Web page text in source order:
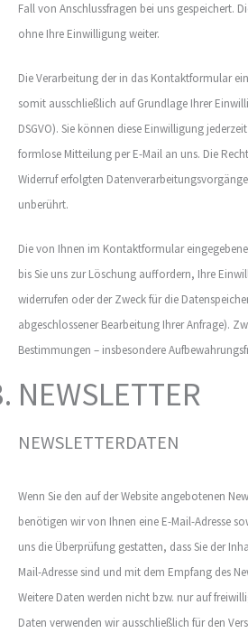
Fall von Anschlussfragen bei uns gespeichert.
ohne Ihre Einwilligung weiter.
Die Verarbeitung der in das Kontaktformular
somit ausschließlich auf Grundlage Ihrer
DSGVO). Sie können diese Einwilligung
formlose Mitteilung per E-Mail an uns. Die
Widerruf erfolgten
unberührt.
Die von Ihnen im Kontaktformular
bis Sie uns zur Löschung auffordern, Ihre
widerrufen oder der Zweck für die
abgeschlossener Bearbeitung Ihrer Anfrage).
Bestimmungen – insbesondere
NEWSLETTER
NEWSLETTERDATEN
Wenn Sie den auf der Website angebotenen
benötigen wir von Ihnen eine E-Mail-Adresse
uns die Überprüfung gestatten, dass Sie der
Mail-Adresse sind und mit dem Empfang des
Weitere Daten werden nicht bzw. nur auf
Daten verwenden wir ausschließlich für den